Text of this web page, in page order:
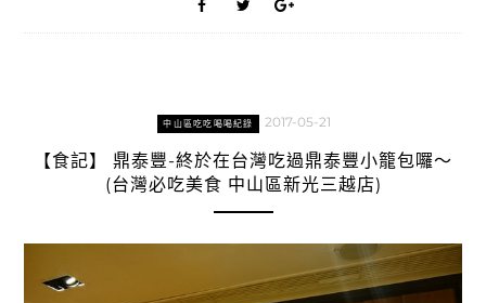
中山區吃吃喝喝紀錄 2017-05-21
【食記】 鼎泰豐-終於在台灣吃過鼎泰豐小籠包囉～
(台灣必吃美食 中山區新光三越店)